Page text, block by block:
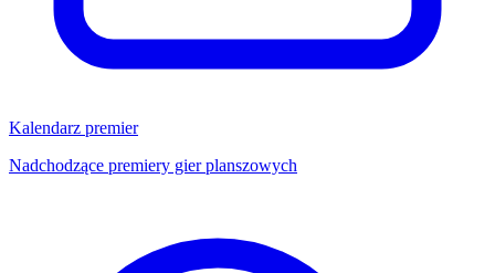
Kalendarz premier
Nadchodzące premiery gier planszowych